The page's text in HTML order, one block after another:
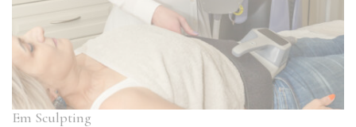
Em Sculpting